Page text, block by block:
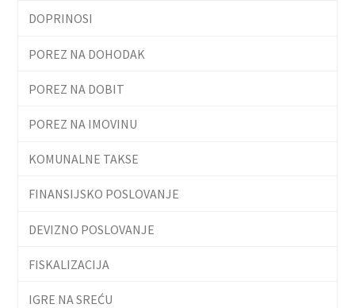
DOPRINOSI
POREZ NA DOHODAK
POREZ NA DOBIT
POREZ NA IMOVINU
KOMUNALNE TAKSE
FINANSIJSKO POSLOVANJE
DEVIZNO POSLOVANJE
FISKALIZACIJA
IGRE NA SREĆU